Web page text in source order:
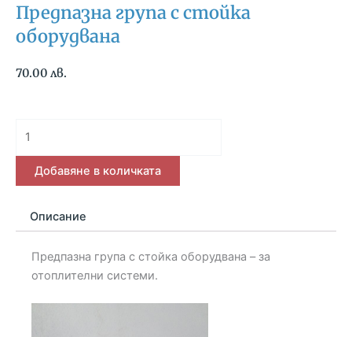
Предпазна група с стойка
оборудвана
70.00 лв.
Предпазна
група
стойка
Добавяне в количката
Описание
Предпазна група с стойка оборудвана – за
отоплителни системи.